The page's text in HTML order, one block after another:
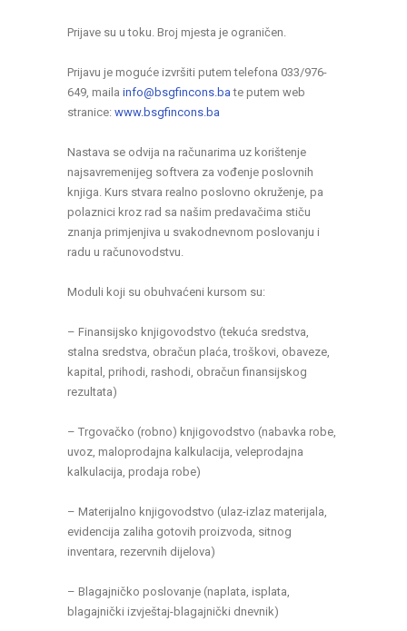
Prijave su u toku. Broj mjesta je ograničen.
Prijavu je moguće izvršiti putem telefona 033/976-
649, maila info@bsgfincons.ba te putem web
stranice: www.bsgfincons.ba
Nastava se odvija na računarima uz korištenje
najsavremenijeg softvera za vođenje poslovnih
knjiga. Kurs stvara realno poslovno okruženje, pa
polaznici kroz rad sa našim predavačima stiču
znanja primjenjiva u svakodnevnom poslovanju i
radu u računovodstvu.
Moduli koji su obuhvaćeni kursom su:
– Finansijsko knjigovodstvo (tekuća sredstva,
stalna sredstva, obračun plaća, troškovi, obaveze,
kapital, prihodi, rashodi, obračun finansijskog
rezultata)
– Trgovačko (robno) knjigovodstvo (nabavka robe,
uvoz, maloprodajna kalkulacija, veleprodajna
kalkulacija, prodaja robe)
– Materijalno knjigovodstvo (ulaz-izlaz materijala,
evidencija zaliha gotovih proizvoda, sitnog
inventara, rezervnih dijelova)
– Blagajničko poslovanje (naplata, isplata,
blagajnički izvještaj-blagajnički dnevnik)